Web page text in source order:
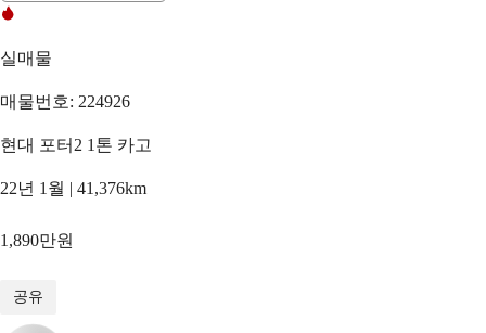
실매물
매물번호: 224926
현대 포터2 1톤 카고
22년 1월 | 41,376km
1,890만원
공유
/20